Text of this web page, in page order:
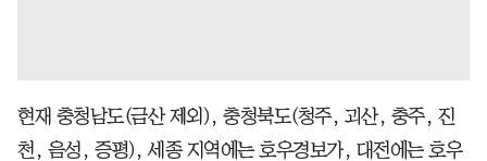
현재 충청남도(금산 제외), 충청북도(청주, 괴산, 충주, 진
천, 음성, 증평), 세종 지역에는 호우경보가, 대전에는 호우